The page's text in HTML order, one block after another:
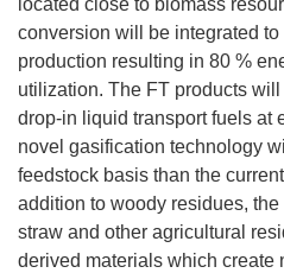
located close to biomass
conversion will be integrated
production resulting in 80 %
utilization. The FT products
drop-in liquid transport fuels at
novel gasification technology
feedstock basis than the
addition to woody residues,
straw and other agricultural
derived materials which create